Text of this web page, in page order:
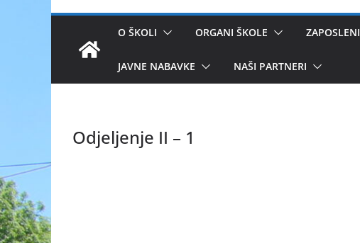
O ŠKOLI ORGANI ŠKOLE ZAPOSLENI
JAVNE NABAVKE NAŠI PARTNERI
Odjeljenje II – 1